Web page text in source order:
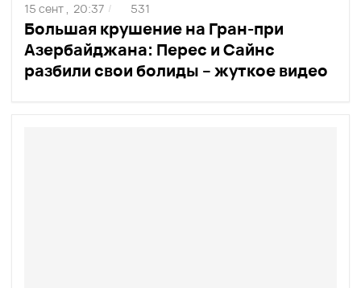
Большая крушение на Гран-при
Азербайджана: Перес и Сайнс
разбили свои болиды – жуткое видео
15 сент , 20:37 / 531